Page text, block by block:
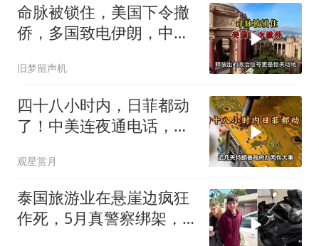
命脉被锁住，美国下令撤
侨，多国致电伊朗，中国
旧梦留声机
四十八小时内，日菲都动
了！中美连夜通电话，特
观星赏月
泰国旅游业在悬崖边疯狂
作死，5月真警察绑架，7